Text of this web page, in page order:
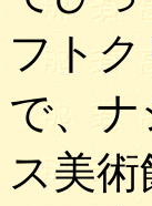
フト
で、
ス美